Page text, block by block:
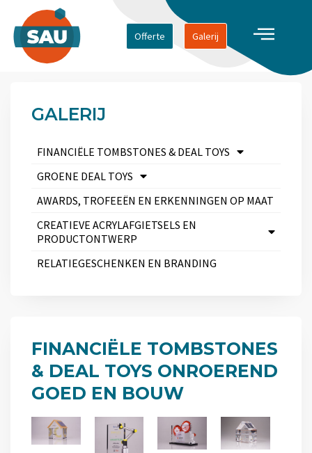
Offerte Galerij
GALERIJ
FINANCIËLE TOMBSTONES & DEAL TOYS
GROENE DEAL TOYS
AWARDS, TROFEEËN EN ERKENNINGEN OP MAAT
CREATIEVE ACRYLAFGIETSELS EN
PRODUCTONTWERP
RELATIEGESCHENKEN EN BRANDING
FINANCIËLE TOMBSTONES
& DEAL TOYS ONROEREND
GOED EN BOUW